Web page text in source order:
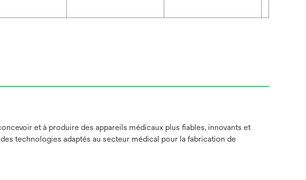
et à produire des appareils médicaux plus fiables, innovants et
technologies adaptés au secteur médical pour la fabrication de